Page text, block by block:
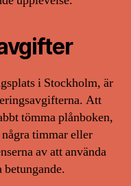
i Stockholm, är
Att
tömma plånboken,
timmar eller
av att använda